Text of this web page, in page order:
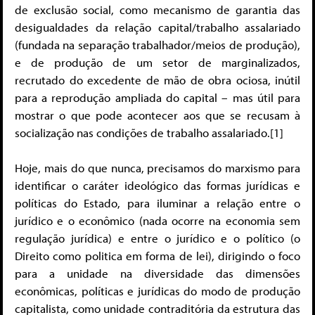
de exclusão social, como mecanismo de garantia das
desigualdades da relação capital/trabalho assalariado
(fundada na separação trabalhador/meios de produção),
e de produção de um setor de marginalizados,
recrutado do excedente de mão de obra ociosa, inútil
para a reprodução ampliada do capital – mas útil para
mostrar o que pode acontecer aos que se recusam à
socialização nas condições de trabalho assalariado.[1]
Hoje, mais do que nunca, precisamos do marxismo para
identificar o caráter ideológico das formas jurídicas e
políticas do Estado, para iluminar a relação entre o
jurídico e o econômico (nada ocorre na economia sem
regulação jurídica) e entre o jurídico e o político (o
Direito como politica em forma de lei), dirigindo o foco
para a unidade na diversidade das dimensões
econômicas, políticas e jurídicas do modo de produção
capitalista, como unidade contraditória da estrutura das